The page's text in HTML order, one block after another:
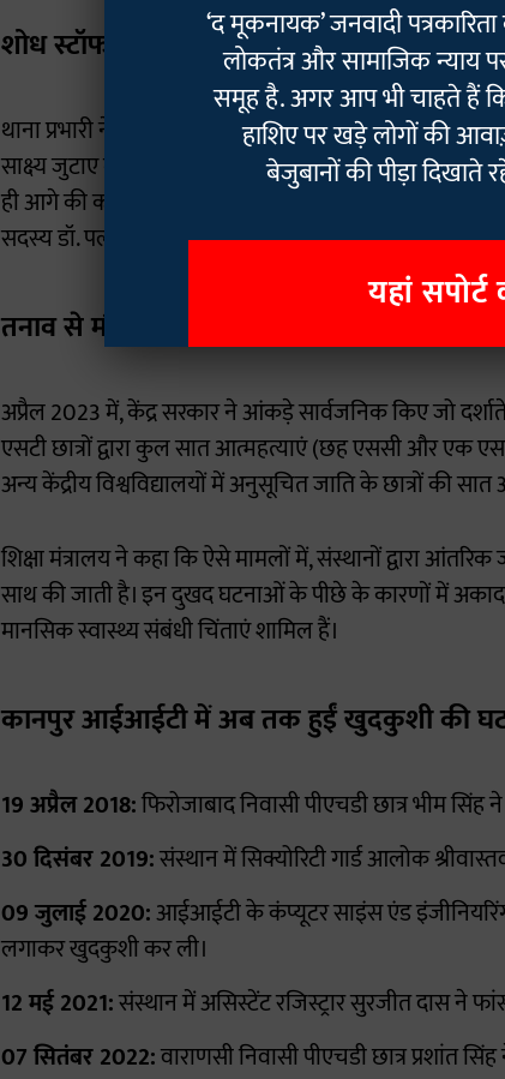
शोध स्टॉफ सदस्य डॉ. पल्लवी ने भी कर ली थी
थाना प्रभारी ने बताया कि कई दिन से विकास के तनाव में रहने
साक्ष्य जुटाए गए हैं। साथ ही शव को पोस्टमार्टम के लिए भेज
ही आगे की कार्रवाई की जाएगी। बता दें, हाल ही में जैविक
सदस्य डॉ. पल्लवी ने भी आत्महत्या कर ली थी।
तनाव से मौत, भेदभाव कारण नहीं
अप्रैल 2023 में, केंद्र सरकार ने आंकड़े सार्वजनिक किए जो
एसटी छात्रों द्वारा कुल सात आत्महत्याएं (छह एससी और एक
अन्य केंद्रीय विश्वविद्यालयों में अनुसूचित जाति के छात्रों की
शिक्षा मंत्रालय ने कहा कि ऐसे मामलों में, संस्थानों द्वारा
साथ की जाती है। इन दुखद घटनाओं के पीछे के कारणों में
मानसिक स्वास्थ्य संबंधी चिंताएं शामिल हैं।
कानपुर आईआईटी में अब तक हुईं खुदकुशी की
19 अप्रैल 2018:फिरोजाबाद निवासी पीएचडी छात्र भीम
30 दिसंबर 2019:संस्थान में सिक्योरिटी गार्ड आलोक
09 जुलाई 2020:आईआईटी के कंप्यूटर साइंस एंड
लगाकर खुदकुशी कर ली।
12 मई 2021:संस्थान में असिस्टेंट रजिस्ट्रार सुरजीत दास ने
07 सितंबर 2022:वाराणसी निवासी पीएचडी छात्र प्रशांत
‘द मूकनायक’ जनवादी
लोकतंत्र और सामाजिक न्याय
समूह है. अगर आप भी चाहते हैं
हाशिए पर खड़े लोगों की
बेजुबानों की पीड़ा दिखाते
यहां